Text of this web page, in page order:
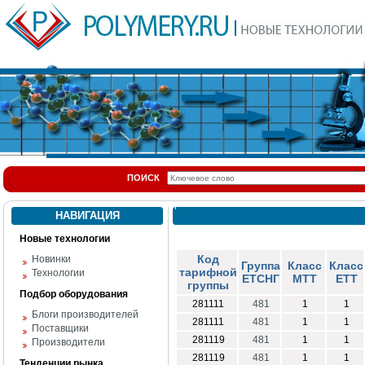
ПОИСК
НАВИГАЦИЯ
Новые технологии
Новинки
Технологии
Подбор оборудования
Блоги производителей
Поставщики
Производители
Код
тарифной
группы
Группа
ЕТСНГ
Класс
МТТ
Класс
ЕТТ
281111 481 1
1
281111
481 1
1
281119
481 1
1
281119
481 1 1